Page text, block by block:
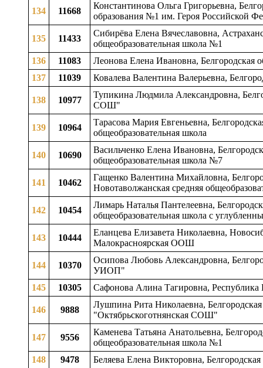
134 11668
Константинова Ольга Григорьевна,
образования №1 им. Героя Российской
135 11433
Сибирёва Елена Вячеславовна,
общеобразовательная школа №1
136
11083
Леонова Елена Ивановна, Белгородская
137
11039 Ковалева Валентина Валерьевна,
138 10977
Тупикина Людмила Александровна,
СОШ"
139 10964
Тарасова Мария Евгеньевна,
общеобразовательная школа
140 10690
Васильченко Елена Ивановна,
общеобразовательная школа №7
141 10462
Гащенко Валентина Михайловна,
Новотаволжанская средняя
142 10454
Лимарь Наталья Пантелеевна,
общеобразовательная школа с
143 10444
Еланцева Елизавета Николаевна,
Малокрасноярская ООШ
144 10370
Осипова Любовь Александровна,
УИОП"
145
10305 Сафонова Алина Тагировна,
146 9888
Лушпина Рита Николаевна,
"Октябрьскоготнянская СОШ"
147 9556
Каменева Татьяна Анатольевна,
общеобразовательная школа №1
148
9478 Беляева Елена Викторовна,